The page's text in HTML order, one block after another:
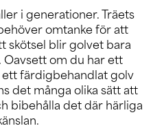
i generationer. Träets
omtanke för att
skötsel blir golvet bara
Oavsett om du har ett
färdigbehandlat golv
det många olika sätt att
bibehålla det där härliga